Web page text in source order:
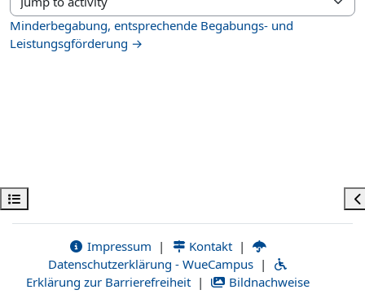
Kurs dizinini aç
Jump to activity
Minderbegabung, entsprechende Begabungs- und
Leistungsgförderung →
Impressum | Kontakt |
Datenschutzerklärung - WueCampus |
Erklärung zur Barrierefreiheit | Bildnachweise